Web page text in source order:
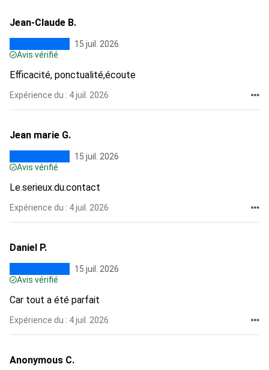
Jean-Claude B.
15 juil. 2026
Avis vérifié
Efficacité, ponctualité,écoute
Expérience du : 4 juil. 2026
Jean marie G.
15 juil. 2026
Avis vérifié
Le.serieux.du.contact
Expérience du : 4 juil. 2026
Daniel P.
15 juil. 2026
Avis vérifié
Car tout a été parfait
Expérience du : 4 juil. 2026
Anonymous C.